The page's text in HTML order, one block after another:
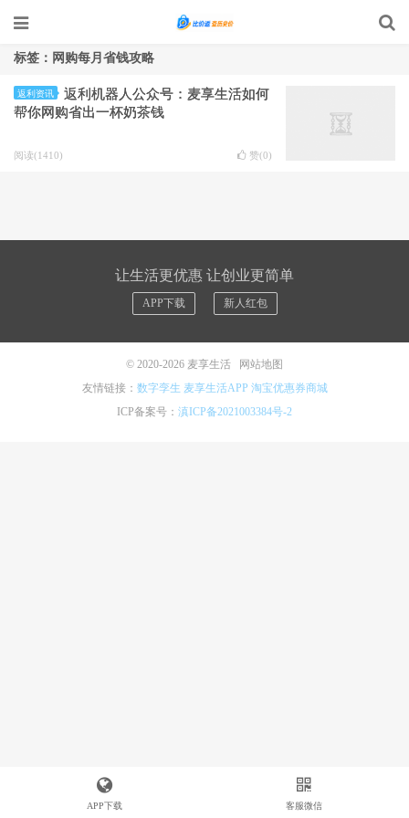
标签：网购每月省钱攻略
返利资讯
返利机器人公众号：麦享生活如何
帮你网购省出一杯奶茶钱
阅读(1410) 赞(0)
让生活更优惠 让创业更简单
APP下载 新人红包
© 2020-2026 麦享生活
网站地图
友情链接： 数字孪生 麦享生活APP 淘宝优惠券商城
ICP备案号： 滇ICP备2021003384号-2
APP下载 客服微信